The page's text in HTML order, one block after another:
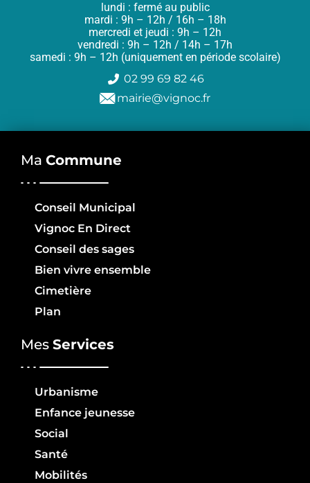
lundi : fermé au public
mardi : 9h – 12h / 16h – 18h
mercredi et jeudi : 9h – 12h
vendredi : 9h – 12h / 14h – 17h
samedi : 9h – 12h (uniquement en période scolaire)
02 99 69 82 46
mairie@vignoc.fr
Ma Commune
Conseil Municipal
Vignoc En Direct
Conseil des sages
Bien vivre ensemble
Cimetière
Plan
Mes Services
Urbanisme
Enfance jeunesse
Social
Santé
Mobilités